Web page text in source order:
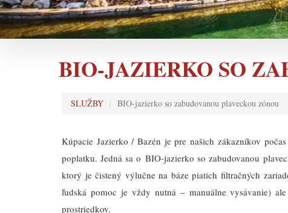
BIO-JAZIERKO SO
SLUŽBY BIO-jazierko so zabudovanou plaveckou zónou
Kúpacie Jazierko / Bazén je pre našich zákazníkov
poplatku. Jedná sa o BIO-jazierko so zabudovanou
ktorý je čistený výlučne na báze piatich filtračných
ľudská pomoc je vždy nutná – manuálne vysávanie)
prostriedkov.